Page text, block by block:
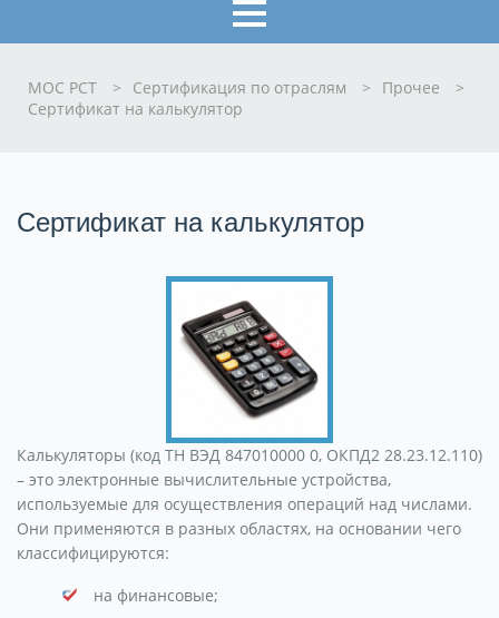
МОС РСТ > Сертификация по отраслям > Прочее
>
Сертификат на калькулятор
Сертификат на калькулятор
Калькуляторы (код ТН ВЭД 847010000 0, ОКПД2 28.23.12.110)
– это электронные вычислительные устройства,
используемые для осуществления операций над числами.
Они применяются в разных областях, на основании чего
классифицируются:
на финансовые;